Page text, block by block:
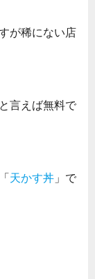
が稀にない店
言えば無料で
天かす丼 」で